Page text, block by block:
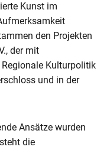
Kunst im
den Projekten
der mit
Kulturpolitik
und in der
Ansätze wurden
die